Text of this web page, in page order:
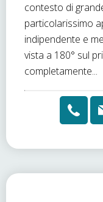
contesto di
particolarissimo
indipendente e
vista a 180° sul
completamente...